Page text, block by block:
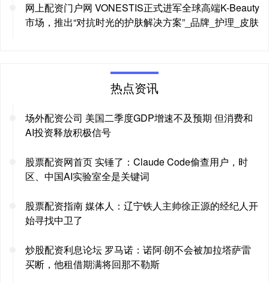
网上配资门户网 VONESTIS正式进军全球高端K-Beauty
市场，推出“对抗时光的护肤解决方案”_品牌_护理_皮肤
热点资讯
场外配资公司 美国二季度GDP增速不及预期 但消费和
AI投资释放积极信号
股票配资网首页 实锤了：Claude Code偷查用户，时
区、中国AI实验室全是关键词
股票配资指南 媒体人：辽宁铁人主帅徐正源的经纪人开
始寻找中卫了
炒股配资利息论坛 罗马诺：诺阿·朗不会被加拉塔萨雷
买断，他租借期满将回那不勒斯